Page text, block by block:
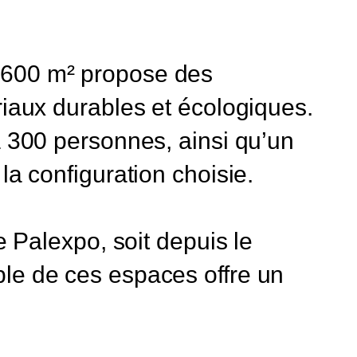
m² propose des
durables et écologiques.
personnes, ainsi qu’un
configuration choisie.
Palexpo, soit depuis le
de ces espaces offre un